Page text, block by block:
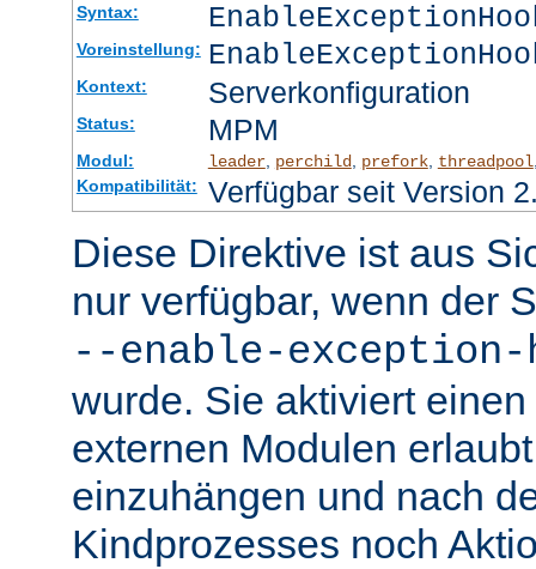
Syntax:
Voreinstellung:
Kontext: Serverkonfiguration
Status: MPM
Modul: leader, perchild, prefork, threadpool
Kompatibilität:
Verfügbar seit Version
Diese Direktive ist aus
nur verfügbar, wenn der
--enable-exception-
wurde. Sie aktiviert
externen Modulen
einzuhängen und nach
Kindprozesses noch